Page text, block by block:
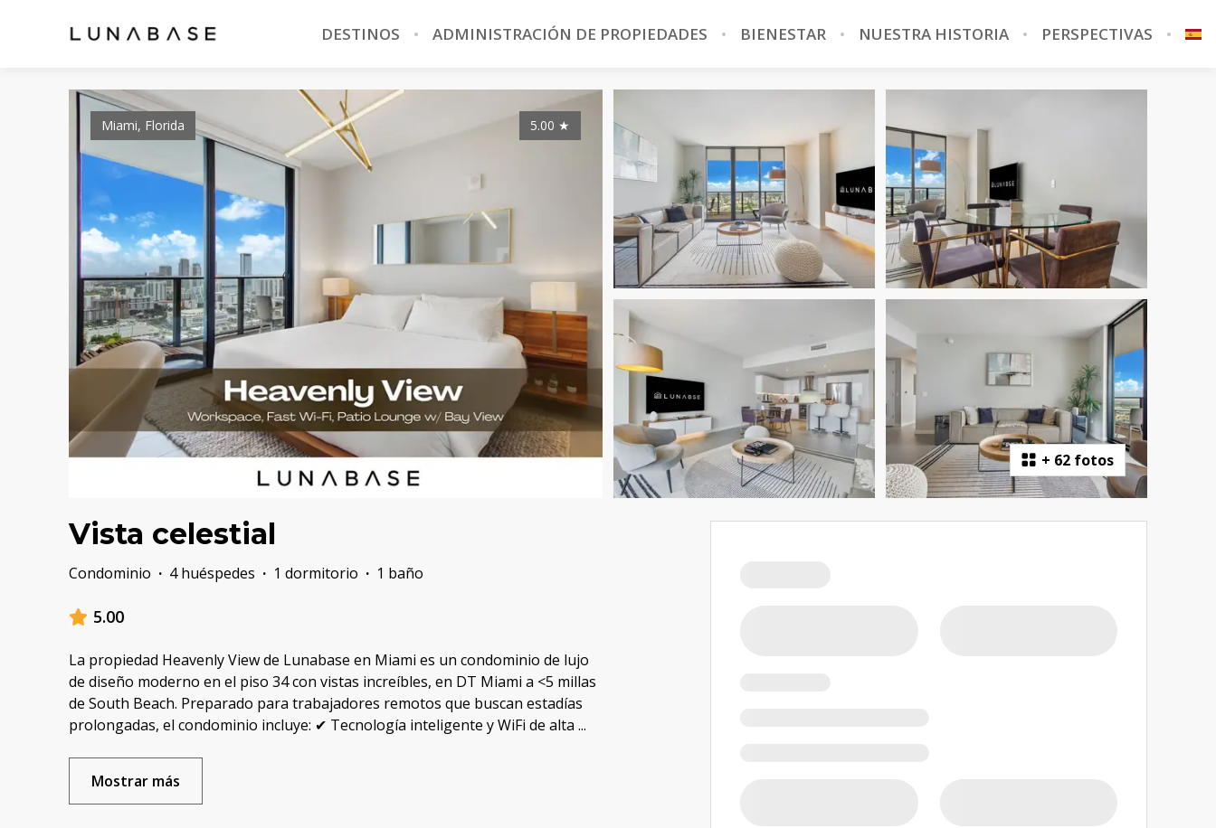
DESTINOS ADMINISTRACIÓN DE PROPIEDADES BIENESTAR NUESTRA HISTORIA PERSPECTIVAS
+ 62 fotos
5.00 ★
Miami, Florida
Vista celestial
Condominio · 4 huéspedes · 1 dormitorio · 1 baño
5.00
La propiedad Heavenly View de Lunabase en Miami es un condominio de lujo
de diseño moderno en el piso 34 con vistas increíbles, en DT Miami a <5 millas
de South Beach. Preparado para trabajadores remotos que buscan estadías
prolongadas, el condominio incluye: ✔ Tecnología inteligente y WiFi de alta ...
Mostrar más